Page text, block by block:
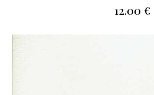
12.00 €